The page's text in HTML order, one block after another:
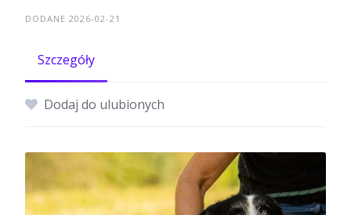
DODANE 2026-02-21
Szczegóły
Dodaj do ulubionych